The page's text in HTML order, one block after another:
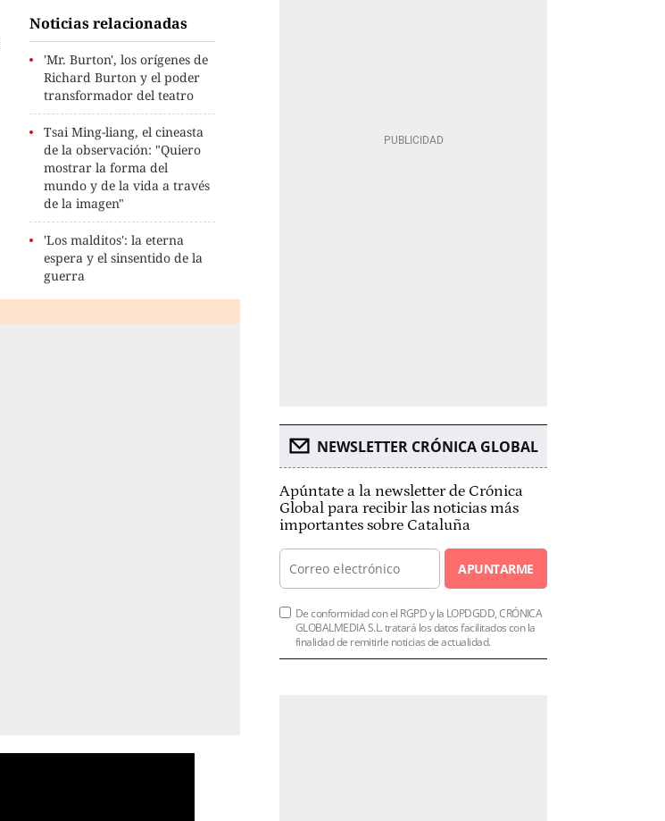
Noticias relacionadas
'Mr. Burton', los orígenes de
Richard Burton y el poder
transformador del teatro
Tsai Ming-liang, el cineasta
de la observación: "Quiero
mostrar la forma del
mundo y de la vida a través
de la imagen"
'Los malditos': la eterna
espera y el sinsentido de la
guerra
NEWSLETTER CRÓNICA GLOBAL
Apúntate a la newsletter de Crónica
Global para recibir las noticias más
importantes sobre Cataluña
APUNTARME
De conformidad con el RGPD y la LOPDGDD, CRÓNICA
GLOBALMEDIA S.L. tratará los datos facilitados con la
finalidad de remitirle noticias de actualidad.